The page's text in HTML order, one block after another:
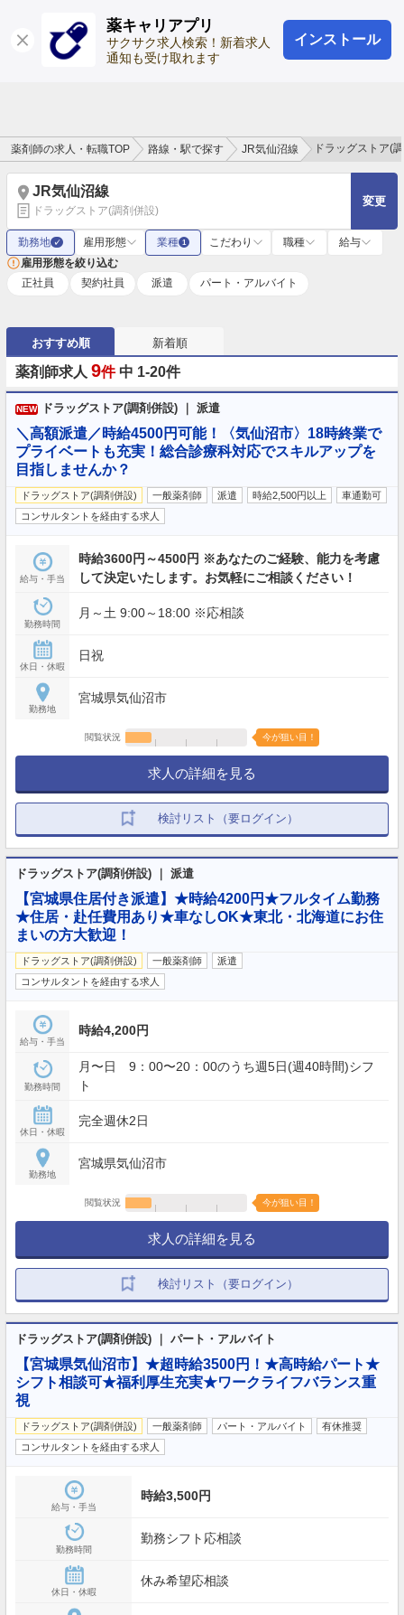
薬キャリアプリ
サクサク求人検索！新着求人
通知も受け取れます
インストール
ログイン 会員登録
薬剤師の求人・転職TOP 路線・駅で探す JR気仙沼線 ドラッグストア(
JR気仙沼線
ドラッグストア(調剤併設)
変更
勤務地 ✓ 雇用形態 業種 1 こだわり 職種
給与
雇用形態を絞り込む
正社員
契約社員 派遣 パート・アルバイト
おすすめ順 新着順
薬剤師求人 9件 中 1-20件
NEW ドラッグストア(調剤併設) ｜ 派遣
＼高額派遣／時給4500円可能！〈気仙沼市〉18時終業で
プライベートも充実！総合診療科対応でスキルアップを
目指しませんか？
ドラッグストア(調剤併設) 一般薬剤師 派遣 時給2,500円以上
車通勤可
コンサルタントを経由する求人
給与・手当
時給3600円～4500円 ※あなたのご経験、能力を考慮
して決定いたします。お気軽にご相談ください！
勤務時間
月～土 9:00～18:00 ※応相談
休日・休暇
日祝
勤務地
宮城県気仙沼市
閲覧状況 今が狙い目！
求人の詳細を見る
検討リスト（要ログイン）
ドラッグストア(調剤併設) ｜ 派遣
【宮城県住居付き派遣】★時給4200円★フルタイム勤務
★住居・赴任費用あり★車なしOK★東北・北海道にお住
まいの方大歓迎！
ドラッグストア(調剤併設) 一般薬剤師
派遣
コンサルタントを経由する求人
給与・手当
時給4,200円
勤務時間
月〜日 9：00〜20：00のうち週5日(週40時間)シフ
ト
休日・休暇
完全週休2日
勤務地
宮城県気仙沼市
閲覧状況 今が狙い目！
求人の詳細を見る
検討リスト（要ログイン）
ドラッグストア(調剤併設) ｜ パート・アルバイト
【宮城県気仙沼市】★超時給3500円！★高時給パート★
シフト相談可★福利厚生充実★ワークライフバランス重
視
ドラッグストア(調剤併設) 一般薬剤師 パート・アルバイト
有休推奨
コンサルタントを経由する求人
給与・手当
時給3,500円
勤務時間
勤務シフト応相談
休日・休暇
休み希望応相談